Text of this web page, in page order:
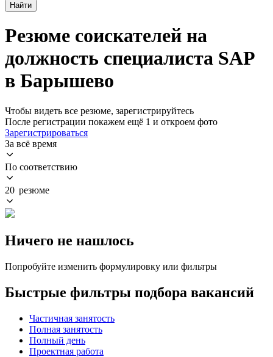
Найти
Резюме соискателей на
должность специалиста SAP
в Барышево
Чтобы видеть все резюме, зарегистрируйтесь
После регистрации покажем ещё 1 и откроем фото
Зарегистрироваться
За всё время
По соответствию
20 резюме
Ничего не нашлось
Попробуйте изменить формулировку или фильтры
Быстрые фильтры подбора вакансий
Частичная занятость
Полная занятость
Полный день
Проектная работа